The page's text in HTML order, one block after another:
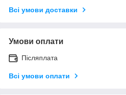
Всі умови доставки
Умови оплати
Післяплата
Всі умови оплати